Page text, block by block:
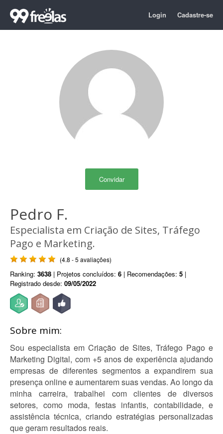
Login Cadastre-se
Convidar
Pedro F.
Especialista em Criação de Sites, Tráfego
Pago e Marketing.
(4.8 - 5 avaliações)
Ranking: 3638 | Projetos concluídos: 6 | Recomendações: 5 |
Registrado desde: 09/05/2022
Sobre mim:
Sou especialista em Criação de Sites, Tráfego Pago e
Marketing Digital, com +5 anos de experiência ajudando
empresas de diferentes segmentos a expandirem sua
presença online e aumentarem suas vendas. Ao longo da
minha carreira, trabalhei com clientes de diversos
setores, como moda, festas infantis, contabilidade, e
assistência técnica, criando estratégias personalizadas
que geram resultados reais.